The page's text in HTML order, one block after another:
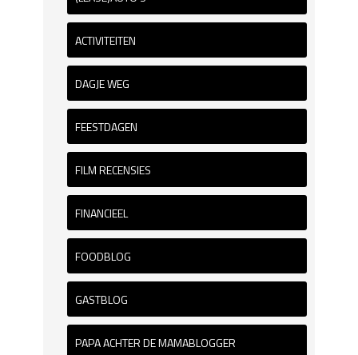
ACTIVITEITEN
DAGJE WEG
FEESTDAGEN
FILM RECENSIES
FINANCIEEL
FOODBLOG
GASTBLOG
PAPA ACHTER DE MAMABLOGGER